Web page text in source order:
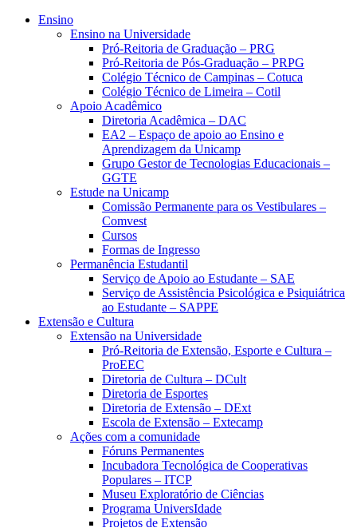
Ensino
Ensino na Universidade
Pró-Reitoria de Graduação – PRG
Pró-Reitoria de Pós-Graduação – PRPG
Colégio Técnico de Campinas – Cotuca
Colégio Técnico de Limeira – Cotil
Apoio Acadêmico
Diretoria Acadêmica – DAC
EA2 – Espaço de apoio ao Ensino e
Aprendizagem da Unicamp
Grupo Gestor de Tecnologias Educacionais –
GGTE
Estude na Unicamp
Comissão Permanente para os Vestibulares –
Comvest
Cursos
Formas de Ingresso
Permanência Estudantil
Serviço de Apoio ao Estudante – SAE
Serviço de Assistência Psicológica e Psiquiátrica
ao Estudante – SAPPE
Extensão e Cultura
Extensão na Universidade
Pró-Reitoria de Extensão, Esporte e Cultura –
ProEEC
Diretoria de Cultura – DCult
Diretoria de Esportes
Diretoria de Extensão – DExt
Escola de Extensão – Extecamp
Ações com a comunidade
Fóruns Permanentes
Incubadora Tecnológica de Cooperativas
Populares – ITCP
Museu Exploratório de Ciências
Programa UniversIdade
Projetos de Extensão